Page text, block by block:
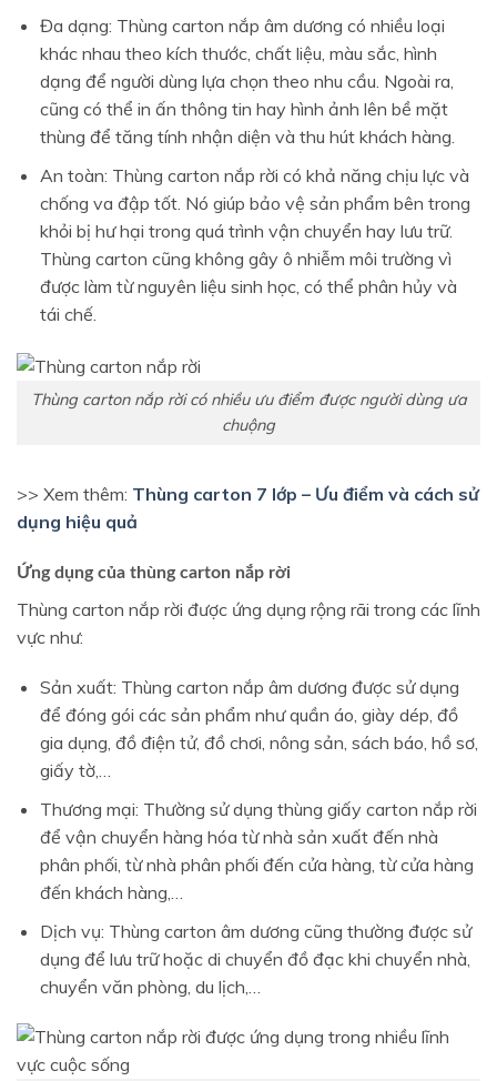
Đa dạng: Thùng carton nắp âm dương có nhiều loại
khác nhau theo kích thước, chất liệu, màu sắc, hình
dạng để người dùng lựa chọn theo nhu cầu. Ngoài ra,
cũng có thể in ấn thông tin hay hình ảnh lên bề mặt
thùng để tăng tính nhận diện và thu hút khách hàng.
An toàn: Thùng carton nắp rời có khả năng chịu lực và
chống va đập tốt. Nó giúp bảo vệ sản phẩm bên trong
khỏi bị hư hại trong quá trình vận chuyển hay lưu trữ.
Thùng carton cũng không gây ô nhiễm môi trường vì
được làm từ nguyên liệu sinh học, có thể phân hủy và
tái chế.
Thùng carton nắp rời có nhiều ưu điểm được người dùng ưa
chuộng
>> Xem thêm: Thùng carton 7 lớp – Ưu điểm và cách sử
dụng hiệu quả
Ứng dụng của thùng carton nắp rời
Thùng carton nắp rời được ứng dụng rộng rãi trong các lĩnh
vực như:
Sản xuất: Thùng carton nắp âm dương được sử dụng
để đóng gói các sản phẩm như quần áo, giày dép, đồ
gia dụng, đồ điện tử, đồ chơi, nông sản, sách báo, hồ sơ,
giấy tờ,…
Thương mại: Thường sử dụng thùng giấy carton nắp rời
để vận chuyển hàng hóa từ nhà sản xuất đến nhà
phân phối, từ nhà phân phối đến cửa hàng, từ cửa hàng
đến khách hàng,…
Dịch vụ: Thùng carton âm dương cũng thường được sử
dụng để lưu trữ hoặc di chuyển đồ đạc khi chuyển nhà,
chuyển văn phòng, du lịch,…